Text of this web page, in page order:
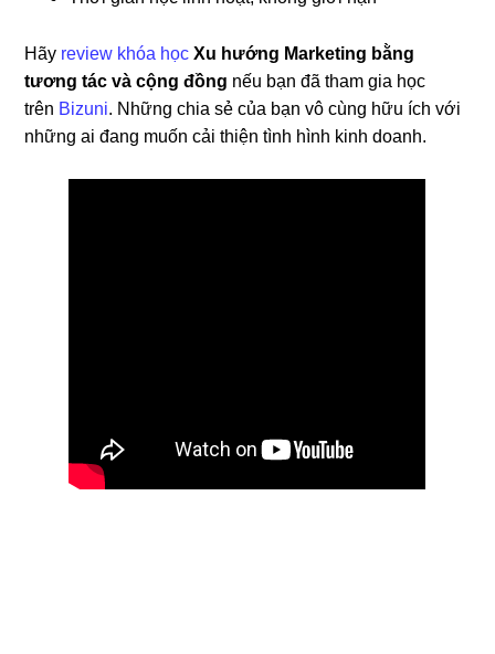
Hãy review khóa học Xu hướng Marketing bằng
tương tác và cộng đồng nếu bạn đã tham gia học
trên Bizuni. Những chia sẻ của bạn vô cùng hữu ích với
những ai đang muốn cải thiện tình hình kinh doanh.